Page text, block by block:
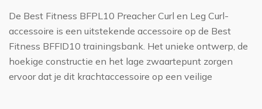
De Best Fitness BFPL10 Preacher Curl en Leg Curl-
accessoire is een uitstekende accessoire op de Best
Fitness BFFID10 trainingsbank. Het unieke ontwerp, de
hoekige constructie en het lage zwaartepunt zorgen
ervoor dat je dit krachtaccessoire op een veilige